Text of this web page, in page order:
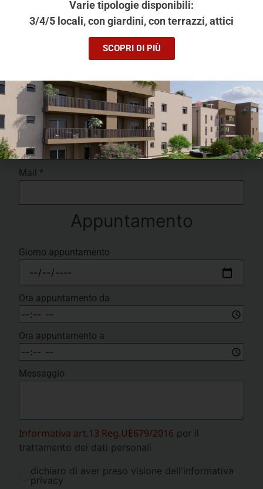
Ti piace questa soluzione?
Prenota subito una visita!
Nome*
Telefono*
Mail *
Appuntamento
Giorno appuntamento
Ora appuntamento da
Ora appuntamento a
Messaggio
Informativa art.13 Reg.UE679/2016 per il
trattamento dei dati personali
dichiaro di aver preso visione dell'informativa
privacy
Varie tipologie disponibili:
3/4/5 locali, con giardini, con terrazzi, attici
SCOPRI DI PIÙ